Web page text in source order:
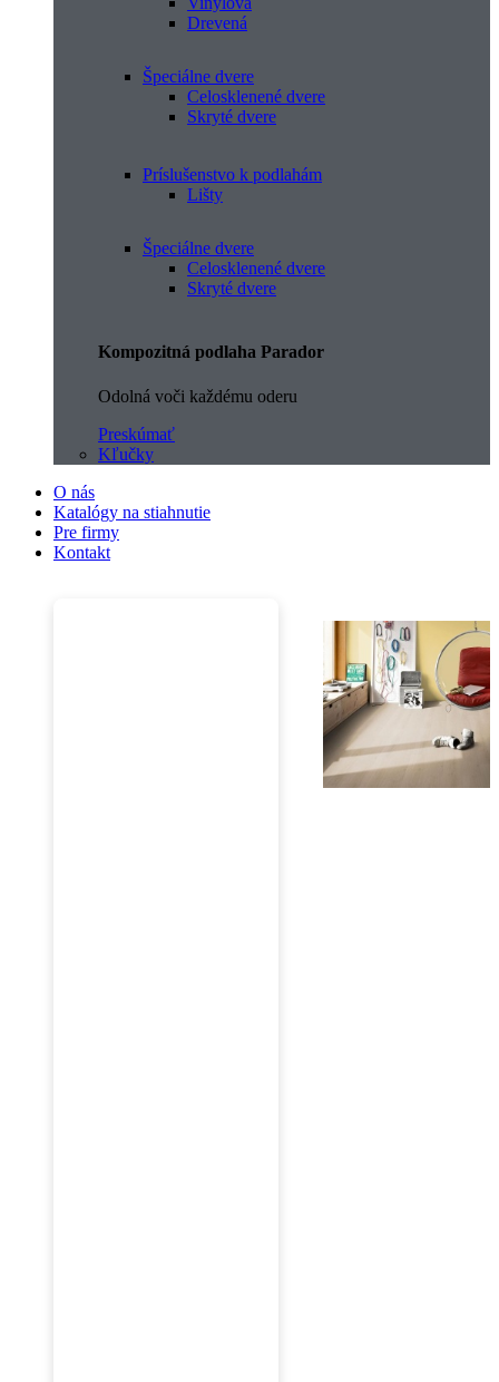
Drevená
Špeciálne dvere
Celosklenené dvere
Skryté dvere
Príslušenstvo k podlahám
Lišty
Špeciálne dvere
Celosklenené dvere
Skryté dvere
Kompozitná podlaha Parador
Odolná voči každému oderu
Preskúmať
Kľučky
O nás
Katalógy na stiahnutie
Pre firmy
Kontakt